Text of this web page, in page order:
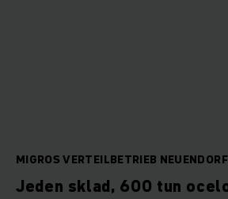
MIGROS VERTEILBETRIEB
Jeden sklad, 600 tun